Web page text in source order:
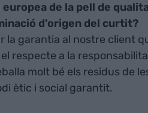
de la pell de
d'origen del curtit?
la garantia al nostre client
respecte a la
molt bé els residus de
ètic i social garantit.